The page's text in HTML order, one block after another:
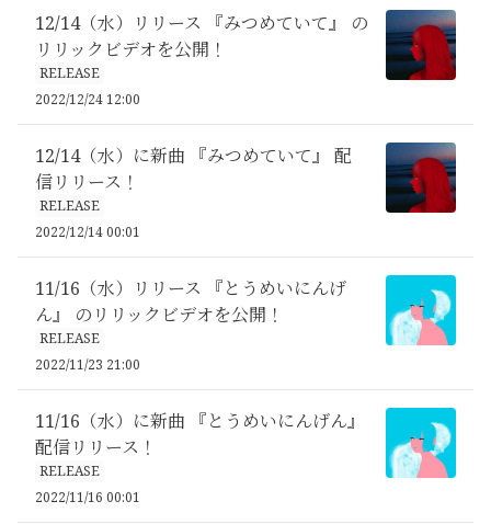
12/14（水）リリース 『みつめていて』 の
リリックビデオを公開！
RELEASE
2022/12/24 12:00
12/14（水）に新曲 『みつめていて』 配
信リリース！
RELEASE
2022/12/14 00:01
11/16（水）リリース 『とうめいにんげ
ん』 のリリックビデオを公開！
RELEASE
2022/11/23 21:00
11/16（水）に新曲 『とうめいにんげん』
配信リリース！
RELEASE
2022/11/16 00:01